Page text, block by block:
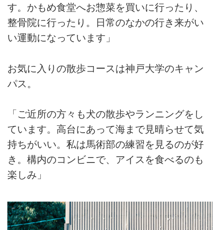
す。かもめ食堂へお惣菜を買いに行ったり、
整骨院に行ったり。日常のなかの行き来がい
い運動になっています」
お気に入りの散歩コースは神戸大学のキャン
パス。
「ご近所の方々も犬の散歩やランニングをし
ています。高台にあって海まで見晴らせて気
持ちがいい。私は馬術部の練習を見るのが好
き。構内のコンビニで、アイスを食べるのも
楽しみ」